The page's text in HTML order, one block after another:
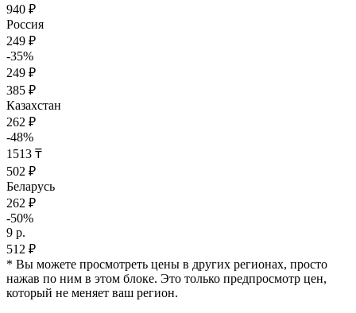
940 ₽
Россия
249 ₽
-35%
249 ₽
385 ₽
Казахстан
262 ₽
-48%
1513 ₸
502 ₽
Беларусь
262 ₽
-50%
9 р.
512 ₽
* Вы можете просмотреть цены в других регионах, просто
нажав по ним в этом блоке. Это только предпросмотр цен,
который не меняет ваш регион.